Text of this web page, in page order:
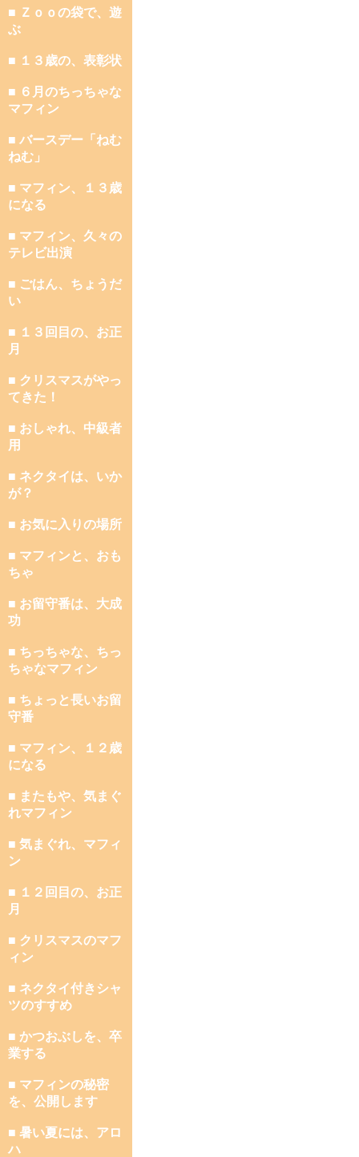
■ Ｚｏｏの袋で、遊
ぶ
■ １３歳の、表彰状
■ ６月のちっちゃな
マフィン
■ バースデー「ねむ
ねむ」
■ マフィン、１３歳
になる
■ マフィン、久々の
テレビ出演
■ ごはん、ちょうだ
い
■ １３回目の、お正
月
■ クリスマスがやっ
てきた！
■ おしゃれ、中級者
用
■ ネクタイは、いか
が？
■ お気に入りの場所
■ マフィンと、おも
ちゃ
■ お留守番は、大成
功
■ ちっちゃな、ちっ
ちゃなマフィン
■ ちょっと長いお留
守番
■ マフィン、１２歳
になる
■ またもや、気まぐ
れマフィン
■ 気まぐれ、マフィ
ン
■ １２回目の、お正
月
■ クリスマスのマフ
ィン
■ ネクタイ付きシャ
ツのすすめ
■ かつおぶしを、卒
業する
■ マフィンの秘密
を、公開します
■ 暑い夏には、アロ
ハ